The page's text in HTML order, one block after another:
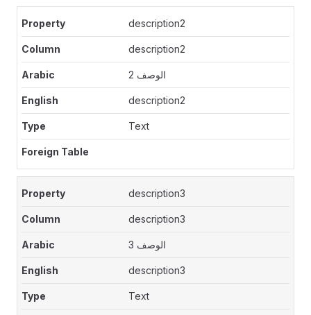
description2
description2
الوصف 2
description2
Text
description3
description3
الوصف 3
description3
Text